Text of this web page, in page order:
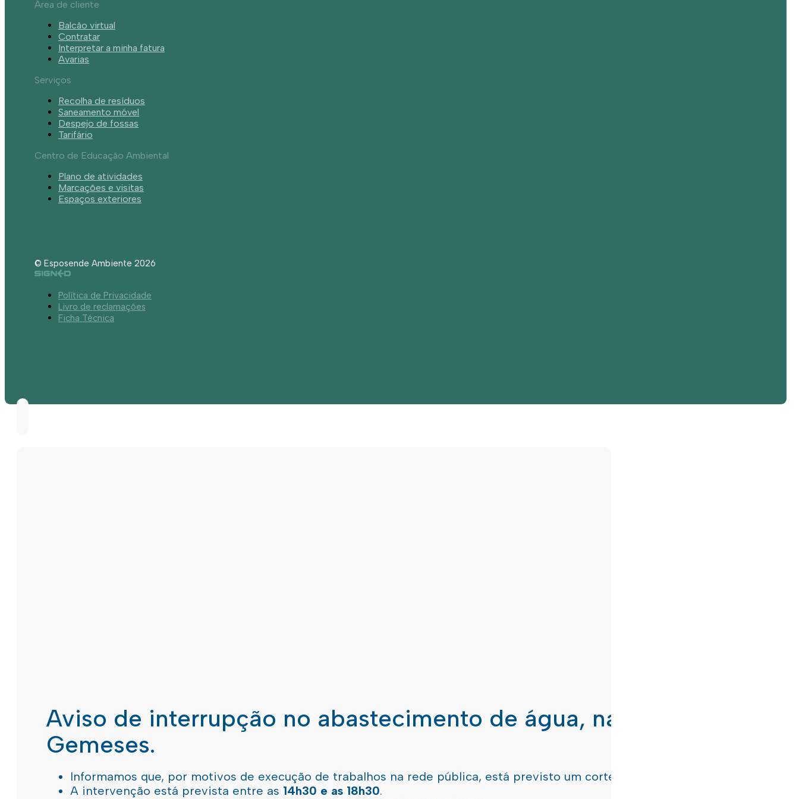
Área de cliente
Balcão virtual
Contratar
Interpretar a minha fatura
Avarias
Serviços
Recolha de resíduos
Saneamento móvel
Despejo de fossas
Tarifário
Centro de Educação Ambiental
Plano de atividades
Marcações e visitas
Espaços exteriores
© Esposende Ambiente 2026
Política de Privacidade
Livro de reclamações
Ficha Técnica
Aviso de interrupção no abastecimento de água, nas freguesias de
Gemeses.
Informamos que, por motivos de execução de trabalhos na rede pública, está previsto um corte de água
A intervenção está prevista entre as 14h30 e as 18h30.